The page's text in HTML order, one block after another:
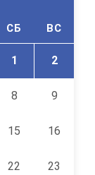
СБ ВС
1 2
8 9
15 16
22 23